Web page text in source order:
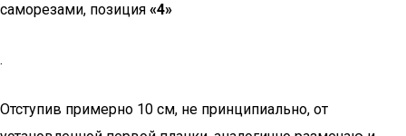
саморезами, позиция «4»
.
Отступив примерно 10 см, не принципиально, от